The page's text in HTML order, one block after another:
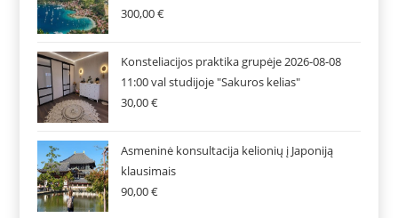
300,00€
Konsteliacijos praktika grupėje 2026-08-08
11:00 val studijoje "Sakuros kelias"
30,00€
Asmeninė konsultacija kelionių į Japoniją
klausimais
90,00€